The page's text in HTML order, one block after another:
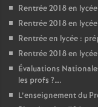
Rentrée 2018 en
Rentrée 2018 en
Rentrée en lycée :
Rentrée 2018 en
Évaluations
les profs ?….
L’enseignement du